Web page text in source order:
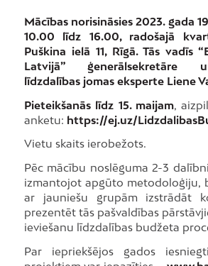
Mācības norisināsies 2023. gada
10.00 līdz 16.00, radošajā
Puškina ielā 11, Rīgā. Tās vadīs
Latvijā” ģenerālsekretāre
līdzdalības jomas eksperte Liene
Pieteikšanās līdz 15. maijam,
anketu: https://ej.uz/
Vietu skaits ierobežots.
Pēc mācību noslēguma 2-3
izmantojot apgūto metodoloģiju,
ar jauniešu grupām izstrādāt
prezentēt tās pašvaldības
ieviešanu līdzdalības budžeta
Par iepriekšējos gados